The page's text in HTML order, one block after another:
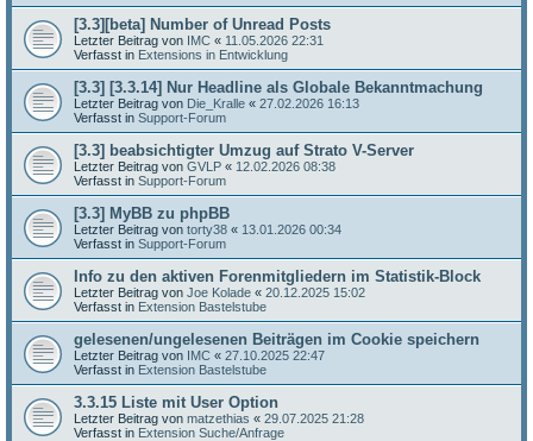
[3.3][beta] Number of Unread Posts
Letzter Beitrag von IMC « 11.05.2026 22:31
Verfasst in Extensions in Entwicklung
[3.3] [3.3.14] Nur Headline als Globale Bekanntmachung
Letzter Beitrag von Die_Kralle « 27.02.2026 16:13
Verfasst in Support-Forum
[3.3] beabsichtigter Umzug auf Strato V-Server
Letzter Beitrag von GVLP « 12.02.2026 08:38
Verfasst in Support-Forum
[3.3] MyBB zu phpBB
Letzter Beitrag von torty38 « 13.01.2026 00:34
Verfasst in Support-Forum
Info zu den aktiven Forenmitgliedern im Statistik-Block
Letzter Beitrag von Joe Kolade « 20.12.2025 15:02
Verfasst in Extension Bastelstube
gelesenen/ungelesenen Beiträgen im Cookie speichern
Letzter Beitrag von IMC « 27.10.2025 22:47
Verfasst in Extension Bastelstube
3.3.15 Liste mit User Option
Letzter Beitrag von matzethias « 29.07.2025 21:28
Verfasst in Extension Suche/Anfrage